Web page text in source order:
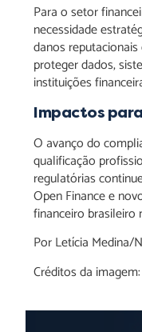
Para o setor
necessidade
danos
proteger dados,
instituições
Impactos
O avanço do
qualificação
regulatórias
Open Finance e
financeiro brasileiro
Por Letícia Medina/
Créditos da